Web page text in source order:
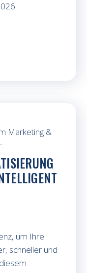
Marketing &
um Ihre
schneller und